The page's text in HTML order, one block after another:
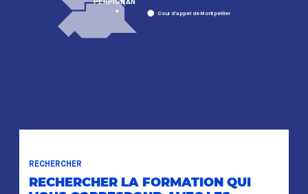
Cour d’appel de Montpellier
PERPIGNAN
RECHERCHER
RECHERCHER LA FORMATION QUI